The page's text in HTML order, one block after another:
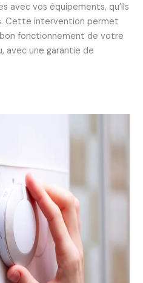
avec vos équipements, qu’ils
Cette intervention permet
fonctionnement de votre
avec une garantie de